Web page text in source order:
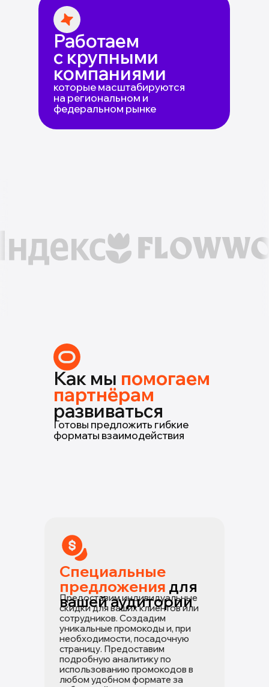
Работаем
с крупными
компаниями
которые масштабируются
на региональном и
федеральном рынке
Как мы помогаем
партнёрам
развиваться
Готовы предложить гибкие
форматы взаимодействия
Специальные
предложения для
вашей аудитории
Предоставим индивидуальные
скидки для ваших клиентов или
сотрудников. Создадим
уникальные промокоды и, при
необходимости, посадочную
страницу. Предоставим
подробную аналитику по
использованию промокодов в
любом удобном формате за